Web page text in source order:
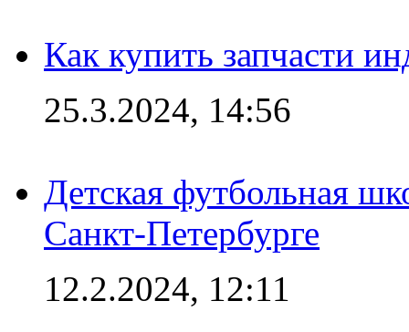
Как купить запчасти
25.3.2024, 14:56
Детская футбольная
Санкт-Петербурге
12.2.2024, 12:11